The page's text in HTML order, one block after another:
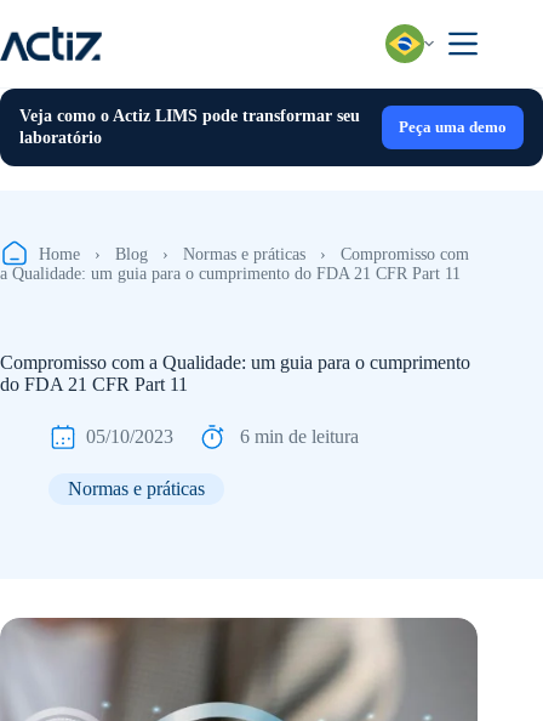
para
o
Veja como o Actiz LIMS pode transformar seu
laboratório
Peça uma demo
Home › Blog › Normas e práticas ›
Compromisso com
a Qualidade: um guia para o cumprimento do FDA 21 CFR Part 11
Compromisso com a Qualidade: um guia para o cumprimento
do FDA 21 CFR Part 11
05/10/2023 6 min de leitura
Normas e práticas